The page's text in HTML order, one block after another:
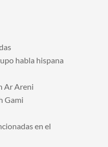
habla hispana
Ar Areni
Gami
en el